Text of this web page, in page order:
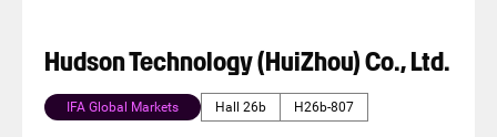
Hudson Technology (HuiZhou) Co., Ltd.
IFA Global Markets Hall 26b H26b-807